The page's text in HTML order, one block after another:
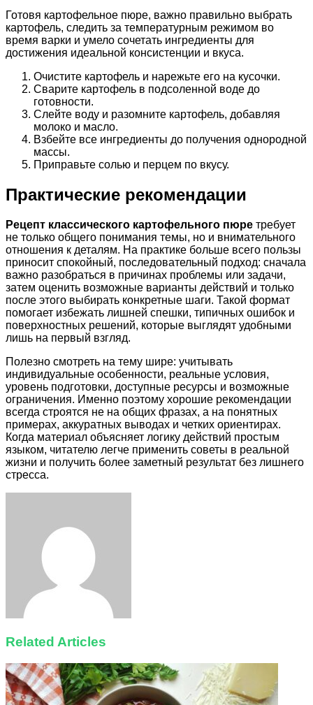
Готовя картофельное пюре, важно правильно выбрать
картофель, следить за температурным режимом во
время варки и умело сочетать ингредиенты для
достижения идеальной консистенции и вкуса.
Очистите картофель и нарежьте его на кусочки.
Сварите картофель в подсоленной воде до
готовности.
Слейте воду и разомните картофель, добавляя
молоко и масло.
Взбейте все ингредиенты до получения однородной
массы.
Приправьте солью и перцем по вкусу.
Практические рекомендации
Рецепт классического картофельного пюре требует
не только общего понимания темы, но и внимательного
отношения к деталям. На практике больше всего пользы
приносит спокойный, последовательный подход: сначала
важно разобраться в причинах проблемы или задачи,
затем оценить возможные варианты действий и только
после этого выбирать конкретные шаги. Такой формат
помогает избежать лишней спешки, типичных ошибок и
поверхностных решений, которые выглядят удобными
лишь на первый взгляд.
Полезно смотреть на тему шире: учитывать
индивидуальные особенности, реальные условия,
уровень подготовки, доступные ресурсы и возможные
ограничения. Именно поэтому хорошие рекомендации
всегда строятся не на общих фразах, а на понятных
примерах, аккуратных выводах и четких ориентирах.
Когда материал объясняет логику действий простым
языком, читателю легче применить советы в реальной
жизни и получить более заметный результат без лишнего
стресса.
Related Articles